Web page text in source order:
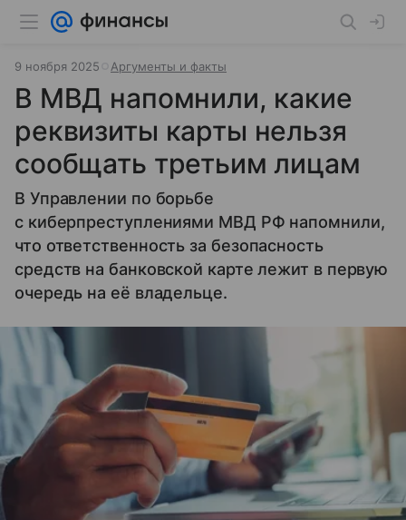
9 ноября 2025 Аргументы и факты
В МВД напомнили, какие
реквизиты карты нельзя
сообщать третьим лицам
В Управлении по борьбе
с киберпреступлениями МВД РФ напомнили,
что ответственность за безопасность
средств на банковской карте лежит в первую
очередь на её владельце.